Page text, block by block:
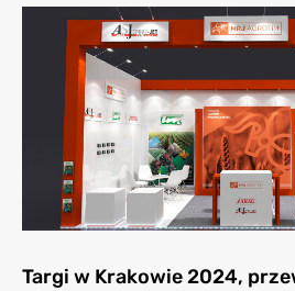
Targi w Krakowie 2024,